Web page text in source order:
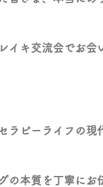
イキ交流会でお会
ラピーライフの
の本質を丁寧に